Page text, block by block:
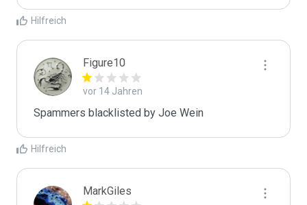
Hilfreich
Figure10
vor 14 Jahren
Spammers blacklisted by Joe Wein
Hilfreich
MarkGiles